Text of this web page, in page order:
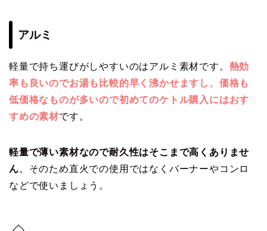
アルミ
軽量で持ち運びがしやすいのはアルミ素材です。 熱効
率も良いのでお湯も比較的早く沸かせますし、価格も
低価格なものが多いので初めてのケトル購入にはおす
すめの素材です。
軽量で薄い素材なので耐久性はそこまで高くありませ
ん。そのため直火での使用ではなくバーナーやコンロ
などで使いましょう。